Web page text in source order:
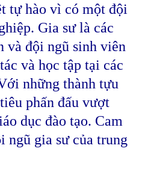
tự hào vì có một đội
Gia sư là các
và đội ngũ sinh viên
và học tập tại các
những thành tựu
phấn đấu vượt
dục đào tạo. Cam
ngũ gia sư của trung